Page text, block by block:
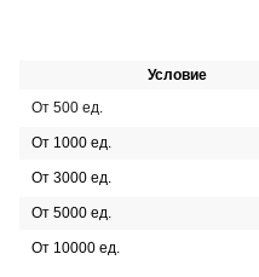
Условие
От 500 ед.
От 1000 ед.
От 3000 ед.
От 5000 ед.
От 10000 ед.